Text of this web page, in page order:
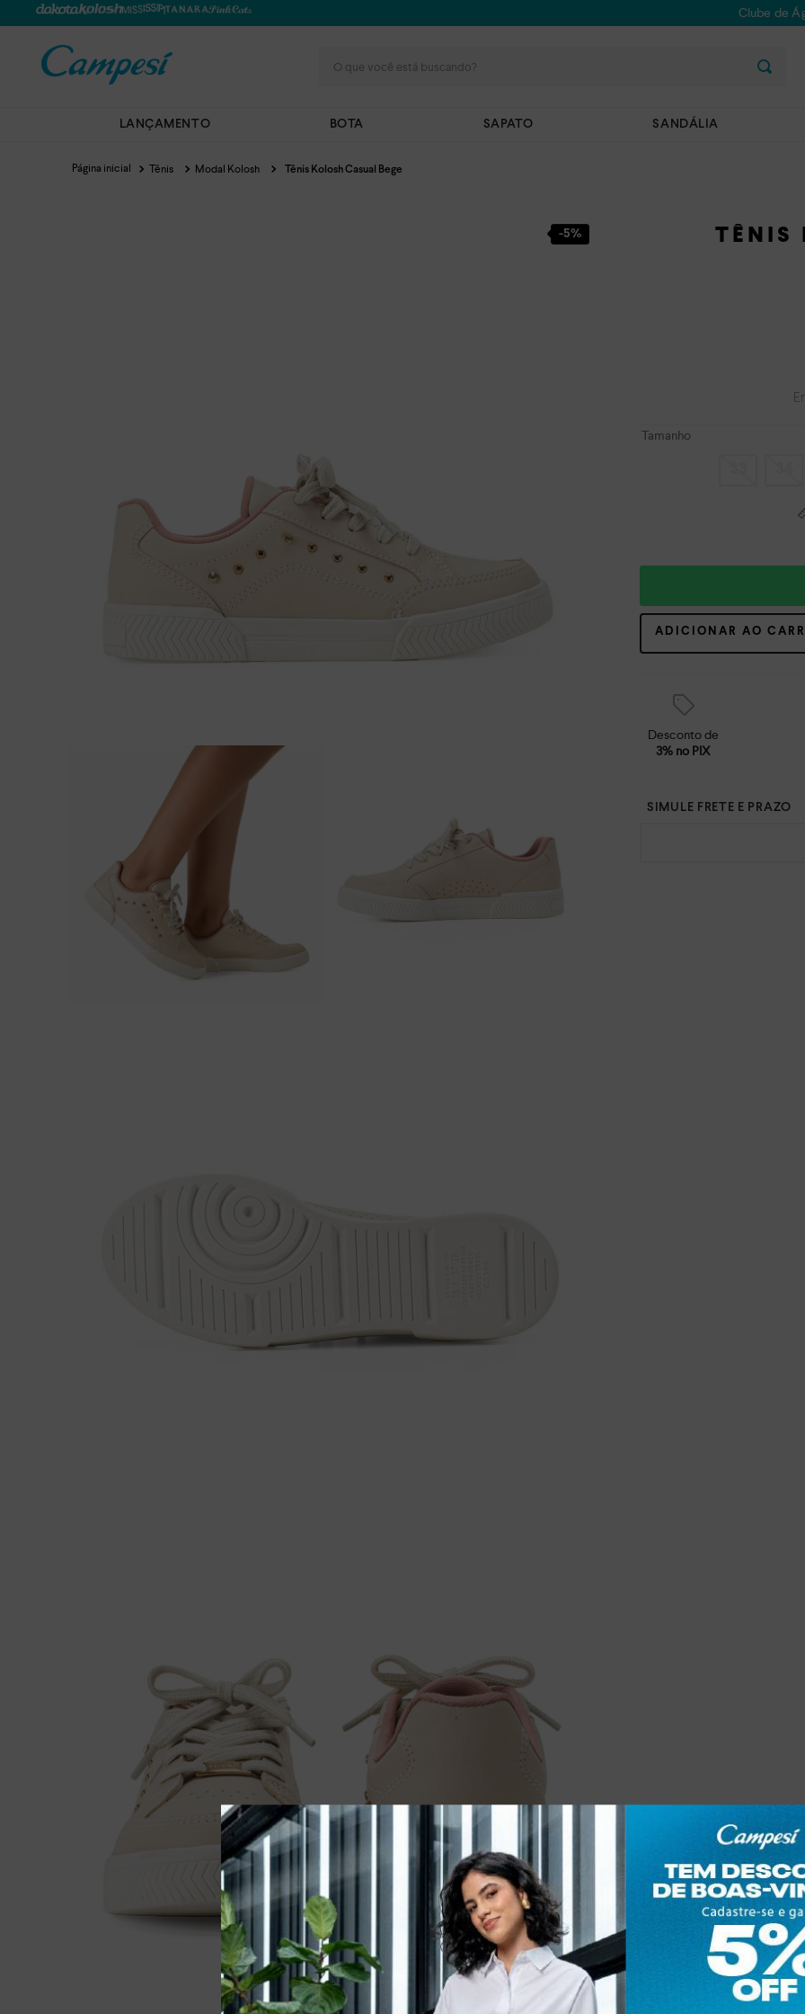
Clube de
LANÇAMENTO BOTA SAPATO SANDÁLIA
Tênis Modal Kolosh Tênis Kolosh Casual Bege
-5% TÊNIS
Tamanho
ADICIONAR AO
Desconto de
3% no PIX